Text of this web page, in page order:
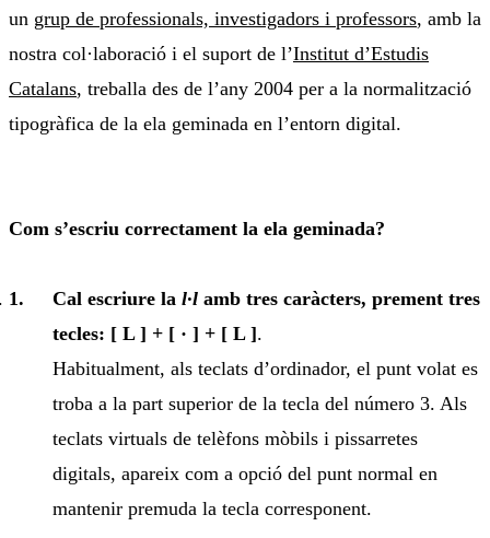
un grup de professionals, investigadors i professors, amb la
nostra col·laboració i el suport de l’Institut d’Estudis
Catalans, treballa des de l’any 2004 per a la normalització
tipogràfica de la ela geminada en l’entorn digital.
Com s’escriu correctament la ela geminada?
Cal escriure la l·l amb tres caràcters, prement tres
tecles: [ L ] + [ · ] + [ L ].
Habitualment, als teclats d’ordinador, el punt volat es
troba a la part superior de la tecla del número 3. Als
teclats virtuals de telèfons mòbils i pissarretes
digitals, apareix com a opció del punt normal en
mantenir premuda la tecla corresponent.